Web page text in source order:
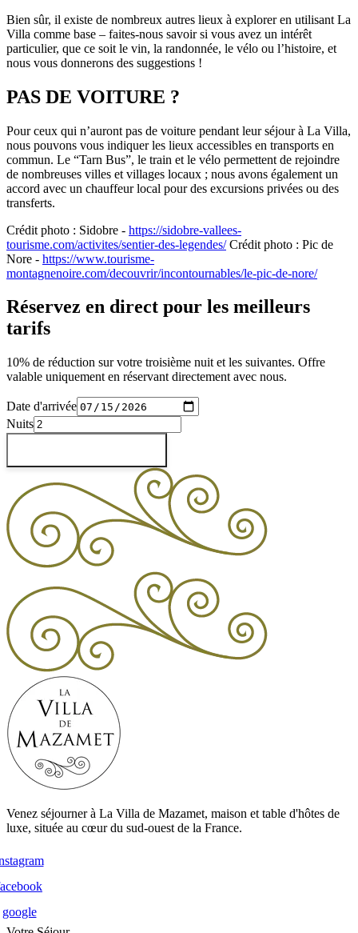
Bien sûr, il existe de nombreux autres lieux à explorer en utilisant La
Villa comme base – faites-nous savoir si vous avez un intérêt
particulier, que ce soit le vin, la randonnée, le vélo ou l’histoire, et
nous vous donnerons des suggestions !
PAS DE VOITURE ?
Pour ceux qui n’auront pas de voiture pendant leur séjour à La Villa,
nous pouvons vous indiquer les lieux accessibles en transports en
commun. Le “Tarn Bus”, le train et le vélo permettent de rejoindre
de nombreuses villes et villages locaux ; nous avons également un
accord avec un chauffeur local pour des excursions privées ou des
transferts.
Crédit photo : Sidobre - https://sidobre-vallees-
tourisme.com/activites/sentier-des-legendes/Crédit photo : Pic de
Nore - https://www.tourisme-
montagnenoire.com/decouvrir/incontournables/le-pic-de-nore/
Réservez en direct pour les meilleurs
tarifs
10% de réduction sur votre troisième nuit et les suivantes. Offre
valable uniquement en réservant directement avec nous.
Date d'arrivée
Nuits
Venez séjourner à La Villa de Mazamet, maison et table d'hôtes de
luxe, située au cœur du sud-ouest de la France.
google